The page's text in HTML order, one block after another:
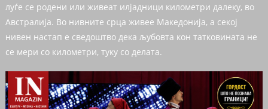
луѓе се родени или живеат илјадници километри далеку, во
Австралија. Во нивните срца живее Македонија, а секој
нивен настап е сведоштво дека љубовта кон татковината не
се мери со километри, туку со делата.